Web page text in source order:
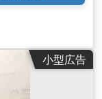
小型広告